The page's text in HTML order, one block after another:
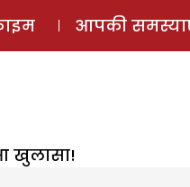
लॉग इन ⚲
आपकी
खुलासा!